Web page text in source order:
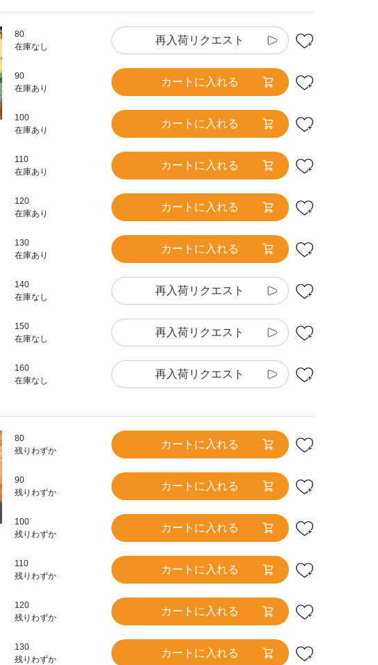
80
在庫なし
再入荷リクエスト
90
在庫あり
カートに入れる
100
在庫あり
カートに入れる
110
在庫あり
カートに入れる
120
在庫あり
カートに入れる
130
在庫あり
カートに入れる
140
在庫なし
再入荷リクエスト
150
在庫なし
再入荷リクエスト
160
在庫なし
再入荷リクエスト
80
残りわずか
カートに入れる
90
残りわずか
カートに入れる
100
残りわずか
カートに入れる
110
残りわずか
カートに入れる
120
残りわずか
カートに入れる
130
残りわずか
カートに入れる